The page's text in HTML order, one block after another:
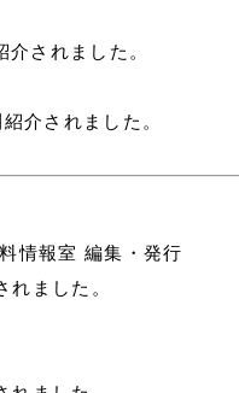
されました。
介されました。
情報室 編集・発行
ました。